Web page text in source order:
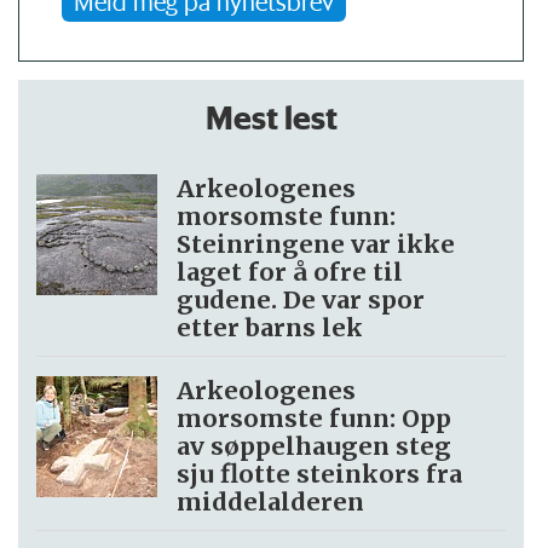
Mest lest
Arkeologenes
morsomste funn:
Steinringene var ikke
laget for å ofre til
gudene. De var spor
etter barns lek
Arkeologenes
morsomste funn: Opp
av søppel­haugen steg
sju flotte steinkors fra
middelalderen